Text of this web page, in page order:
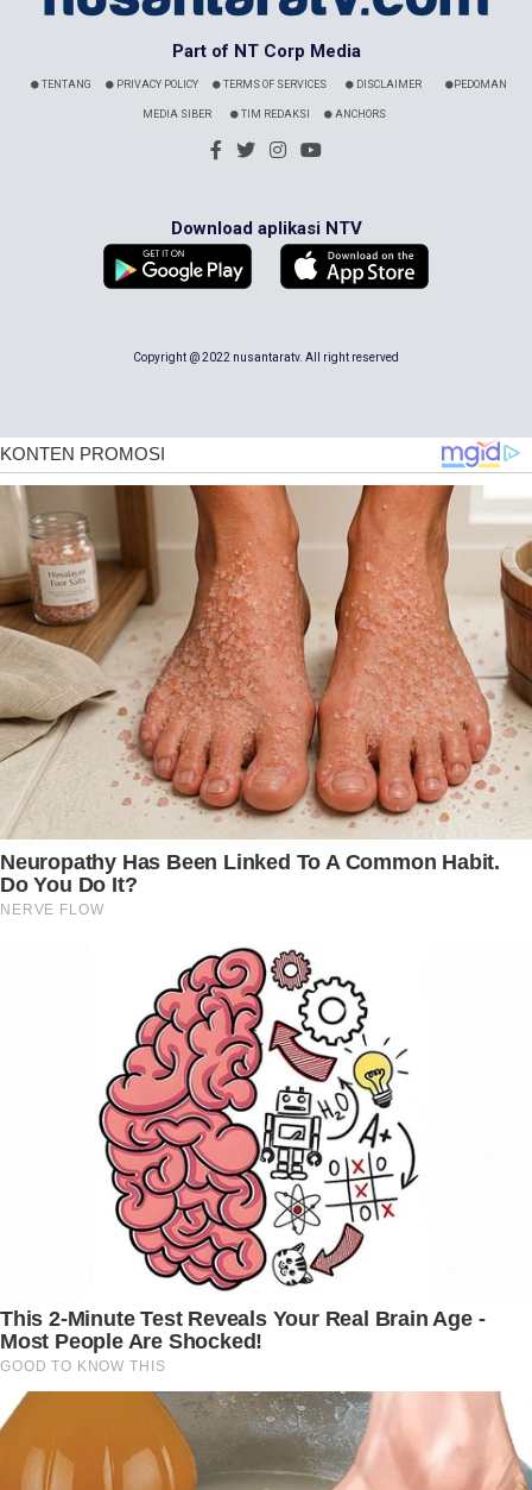
Part of NT Corp Media
TENTANG PRIVACY POLICY TERMS OF SERVICES DISCLAIMER PEDOMAN
MEDIA SIBER TIM REDAKSI ANCHORS
Download aplikasi NTV
Copyright @ 2022 nusantaratv. All right reserved